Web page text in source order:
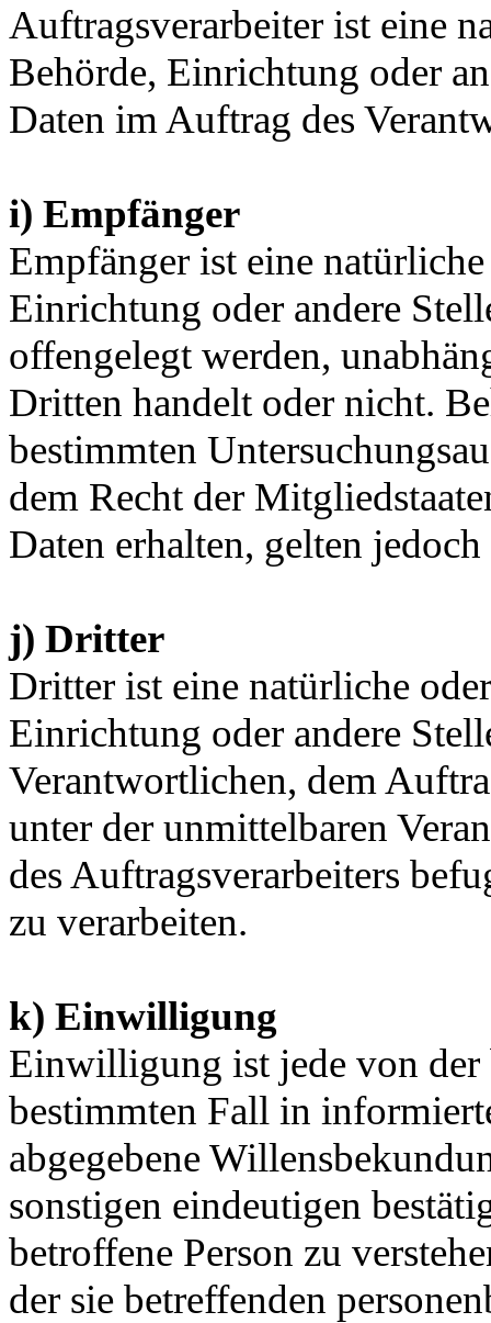
Auftragsverarbeiter ist eine
Behörde, Einrichtung oder
Daten im Auftrag des
i) Empfänger
Empfänger ist eine
Einrichtung oder andere
offengelegt werden,
Dritten handelt oder nicht.
bestimmten
dem Recht der
Daten erhalten, gelten
j) Dritter
Dritter ist eine natürliche
Einrichtung oder andere
Verantwortlichen, dem
unter der unmittelbaren
des Auftragsverarbeiters
zu verarbeiten.
k) Einwilligung
Einwilligung ist jede von
bestimmten Fall in
abgegebene
sonstigen eindeutigen
betroffene Person zu
der sie betreffenden